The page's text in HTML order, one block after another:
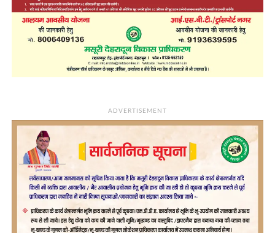
ADVERTISEMENT